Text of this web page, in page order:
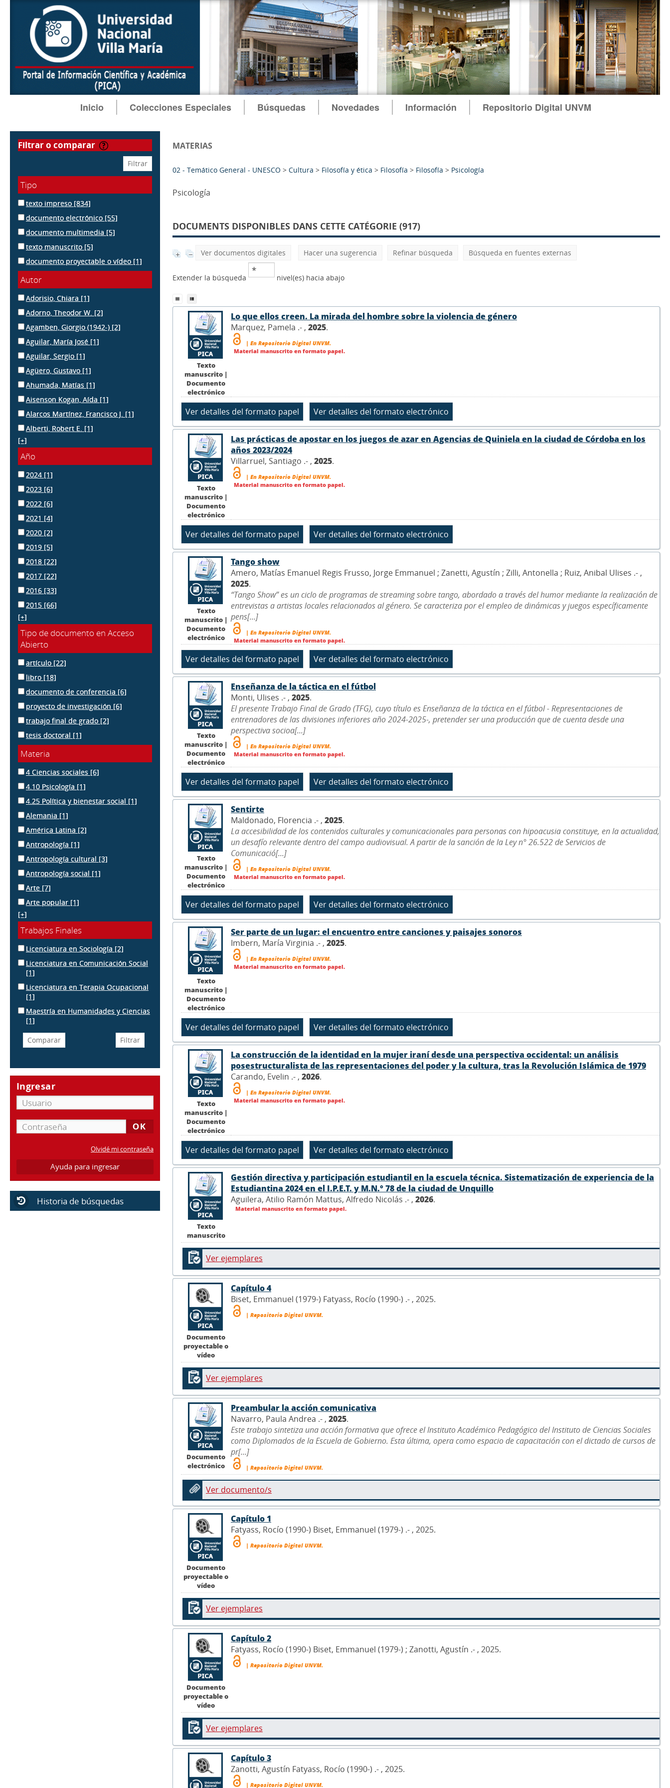
Inicio Colecciones Especiales Búsquedas Novedades Información Repositorio Digital UNVM
filtrar o comparar
Tipo
texto impreso [834]
documento electrónico [55]
documento multimedia [5]
texto manuscrito [5]
documento proyectable o vídeo [1]
Autor
Adorisio, Chiara [1]
Adorno, Theodor W. [2]
Agamben, Giorgio (1942-) [2]
Aguilar, María José [1]
Aguilar, Sergio [1]
Agüero, Gustavo [1]
Ahumada, Matías [1]
Aisenson Kogan, Aída [1]
Alarcos Martínez, Francisco J. [1]
Alberti, Robert E. [1]
[+]
Año
2024 [1]
2023 [6]
2022 [6]
2021 [4]
2020 [2]
2019 [5]
2018 [22]
2017 [22]
2016 [33]
2015 [66]
[+]
Tipo de documento en Acceso
Abierto
artículo [22]
libro [18]
documento de conferencia [6]
proyecto de investigación [6]
trabajo final de grado [2]
tesis doctoral [1]
Materia
4 Ciencias sociales [6]
4.10 Psicología [1]
4.25 Política y bienestar social [1]
Alemania [1]
América Latina [2]
Antropología [1]
Antropología cultural [3]
Antropología social [1]
Arte [7]
Arte popular [1]
[+]
Trabajos Finales
Licenciatura en Sociología [2]
Licenciatura en Comunicación Social
[1]
Licenciatura en Terapia Ocupacional
[1]
Maestría en Humanidades y Ciencias
[1]
Ingresar
Olvidé mi contraseña
Ayuda para ingresar
Historia de búsquedas
MATERIAS
02 - Temático General - UNESCO > Cultura > Filosofía y ética > Filosofía > Filosofía > Psicología
Psicología
DOCUMENTS DISPONIBLES DANS CETTE CATÉGORIE (917)
Ver documentos digitales Hacer una sugerencia Refinar búsqueda Búsqueda en fuentes externas
Extender la búsqueda nivel(es) hacia abajo
Texto
manuscrito |
Documento
electrónico
Lo que ellos creen. La mirada del hombre sobre la violencia de género
Marquez, Pamela .- , 2025.
| En Repositorio Digital UNVM.
Material manuscrito en formato papel.
Texto
manuscrito |
Documento
electrónico
Las prácticas de apostar en los juegos de azar en Agencias de Quiniela en la ciudad de Córdoba en los
años 2023/2024
Villarruel, Santiago .- , 2025.
| En Repositorio Digital UNVM.
Material manuscrito en formato papel.
Texto
manuscrito |
Documento
electrónico
Tango show
Amero, Matías Emanuel Regis Frusso, Jorge Emmanuel ; Zanetti, Agustín ; Zilli, Antonella ; Ruiz, Anibal Ulises .- ,
2025.
“Tango Show” es un ciclo de programas de streaming sobre tango, abordado a través del humor mediante la realización de
entrevistas a artistas locales relacionados al género. Se caracteriza por el empleo de dinámicas y juegos específicamente
pens[...]
| En Repositorio Digital UNVM.
Material manuscrito en formato papel.
Texto
manuscrito |
Documento
electrónico
Enseñanza de la táctica en el fútbol
Monti, Ulises .- , 2025.
El presente Trabajo Final de Grado (TFG), cuyo título es Enseñanza de la táctica en el fútbol - Representaciones de
entrenadores de las divisiones inferiores año 2024-2025-, pretender ser una producción que de cuenta desde una
perspectiva socioa[...]
| En Repositorio Digital UNVM.
Material manuscrito en formato papel.
Texto
manuscrito |
Documento
electrónico
Sentirte
Maldonado, Florencia .- , 2025.
La accesibilidad de los contenidos culturales y comunicacionales para personas con hipoacusia constituye, en la actualidad,
un desafío relevante dentro del campo audiovisual. A partir de la sanción de la Ley n° 26.522 de Servicios de
Comunicació[...]
| En Repositorio Digital UNVM.
Material manuscrito en formato papel.
Texto
manuscrito |
Documento
electrónico
Ser parte de un lugar: el encuentro entre canciones y paisajes sonoros
Imbern, María Virginia .- , 2025.
| En Repositorio Digital UNVM.
Material manuscrito en formato papel.
Texto
manuscrito |
Documento
electrónico
La construcción de la identidad en la mujer iraní desde una perspectiva occidental: un análisis
posestructuralista de las representaciones del poder y la cultura, tras la Revolución Islámica de 1979
Carando, Evelin .- , 2026.
| En Repositorio Digital UNVM.
Material manuscrito en formato papel.
Texto
manuscrito
Gestión directiva y participación estudiantil en la escuela técnica. Sistematización de experiencia de la
Estudiantina 2024 en el I.P.E.T. y M.N.° 78 de la ciudad de Unquillo
Aguilera, Atilio Ramón Mattus, Alfredo Nicolás .- , 2026.
Material manuscrito en formato papel.
Ver ejemplares
Documento
proyectable o
vídeo
Capítulo 4
Biset, Emmanuel (1979-) Fatyass, Rocío (1990-) .- , 2025.
| Repositorio Digital UNVM.
Ver ejemplares
Documento
electrónico
Preambular la acción comunicativa
Navarro, Paula Andrea .- , 2025.
Este trabajo sintetiza una acción formativa que ofrece el Instituto Académico Pedagógico del Instituto de Ciencias Sociales
como Diplomados de la Escuela de Gobierno. Esta última, opera como espacio de capacitación con el dictado de cursos de
pr[...]
| Repositorio Digital UNVM.
Ver documento/s
Documento
proyectable o
vídeo
Capítulo 1
Fatyass, Rocío (1990-) Biset, Emmanuel (1979-) .- , 2025.
| Repositorio Digital UNVM.
Ver ejemplares
Documento
proyectable o
vídeo
Capítulo 2
Fatyass, Rocío (1990-) Biset, Emmanuel (1979-) ; Zanotti, Agustín .- , 2025.
| Repositorio Digital UNVM.
Ver ejemplares
Capítulo 3
Zanotti, Agustín Fatyass, Rocío (1990-) .- , 2025.
| Repositorio Digital UNVM.